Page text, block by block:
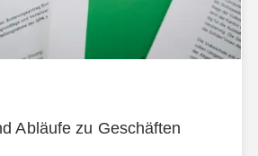
Abläufe zu Geschäften